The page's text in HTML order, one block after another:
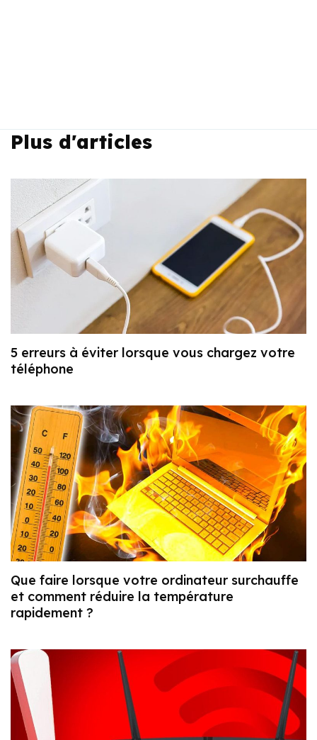
Plus d'articles
5 erreurs à éviter lorsque vous chargez votre
téléphone
Que faire lorsque votre ordinateur surchauffe
et comment réduire la température
rapidement ?